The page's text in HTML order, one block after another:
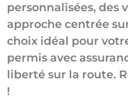
personnalisées, des
approche centrée
choix idéal pour
permis avec
liberté sur la route.
!